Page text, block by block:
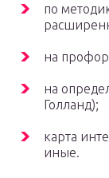
по
на
на
Голланд);
карта
иные.